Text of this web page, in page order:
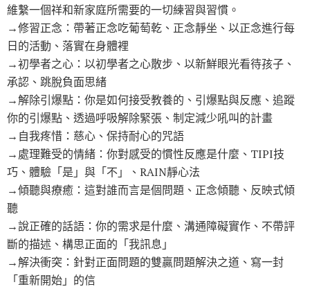
維繫一個祥和新家庭所需要的一切練習與習慣。
→修習正念：帶著正念吃葡萄乾、正念靜坐、以正念進行每
日的活動、落實在身體裡
→初學者之心：以初學者之心散步、以新鮮眼光看待孩子、
承認、跳脫負面思緒
→解除引爆點：你是如何接受教養的、引爆點與反應、追蹤
你的引爆點、透過呼吸解除緊張、制定減少吼叫的計畫
→自我疼惜：慈心、保持耐心的咒語
→處理難受的情緒：你對感受的慣性反應是什麼、TIPI技
巧、體驗「是」與「不」、RAIN靜心法
→傾聽與療癒：這對誰而言是個問題、正念傾聽、反映式傾
聽
→說正確的話語：你的需求是什麼、溝通障礙實作、不帶評
斷的描述、構思正面的「我訊息」
→解決衝突：針對正面問題的雙贏問題解決之道、寫一封
「重新開始」的信